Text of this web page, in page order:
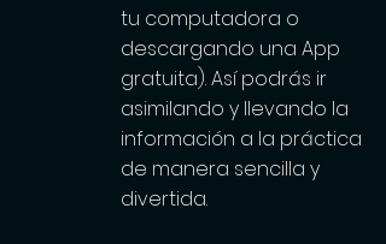
tu computadora o
descargando una App
gratuita). Así podrás ir
asimilando y llevando la
información a la práctica
de manera sencilla y
divertida.